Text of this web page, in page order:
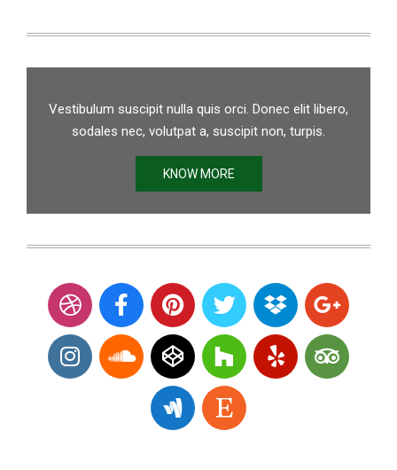
Vestibulum suscipit nulla quis orci. Donec elit libero,
sodales nec, volutpat a, suscipit non, turpis.
KNOW MORE